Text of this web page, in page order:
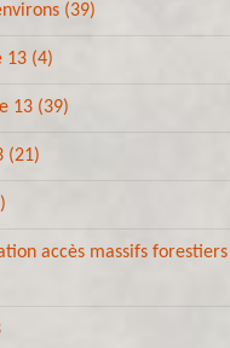
(39)
13 (4)
13 (39)
(21)
accès massifs forestiers